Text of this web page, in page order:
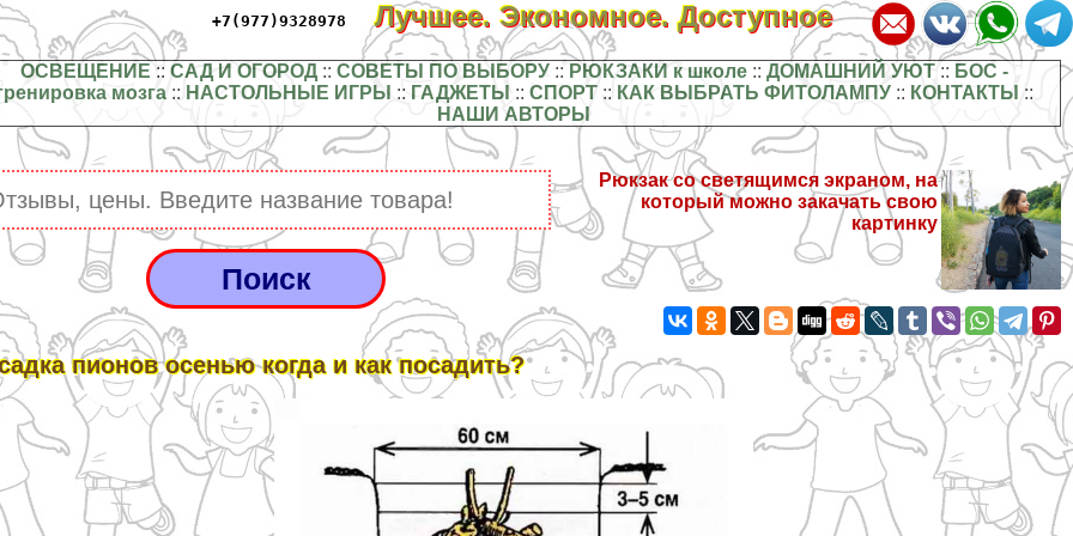
+7(977)9328978 Лучшее. Экономное. Доступное
ОСВЕЩЕНИЕ :: САД И ОГОРОД:: СОВЕТЫ ПО ВЫБОРУ:: РЮКЗАКИ к школе:: ДОМАШНИЙ УЮТ:: БОС -
мозга :: НАСТОЛЬНЫЕ ИГРЫ :: ГАДЖЕТЫ ::СПОРТ :: КАК ВЫБРАТЬ ФИТОЛАМПУ :: КОНТАКТЫ ::
НАШИ АВТОРЫ
Рюкзак со светящимся экраном, на
который можно закачать свою
картинку
пионов осенью когда и как посадить?